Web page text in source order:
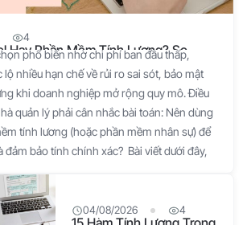
4
Hay Phần Mềm Tính Lương? So
Z
phổ biến nhờ chi phí ban đầu thấp,
nhiều hạn chế về rủi ro sai sót, bảo mật
khi doanh nghiệp mở rộng quy mô. Điều
quản lý phải cân nhắc bài toán: Nên dùng
tính lương (hoặc phần mềm nhân sự) để
đảm bảo tính chính xác? Bài viết dưới đây,
pháp phần mềm tính lương tích hợp AI,
định phù hợp nhất cho doanh nghiệp.
04/08/2026 4